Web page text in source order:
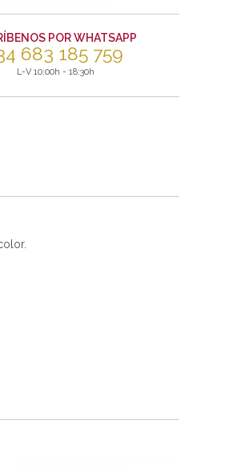
POR WHATSAPP
683 185 759
L-V 10:00h - 18:30h